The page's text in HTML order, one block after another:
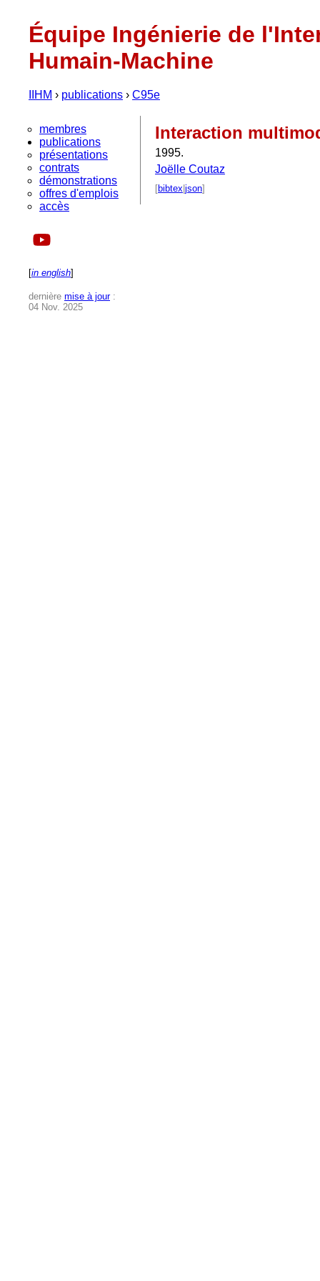
Équipe Ingénierie de
Humain-Machine
IIHM › publications › C95e
membres
publications
présentations
contrats
démonstrations
offres d'emplois
accès
[in english]
dernière mise à jour:
04 Nov. 2025
Interaction
1995.
Joëlle Coutaz
[bibtex json]